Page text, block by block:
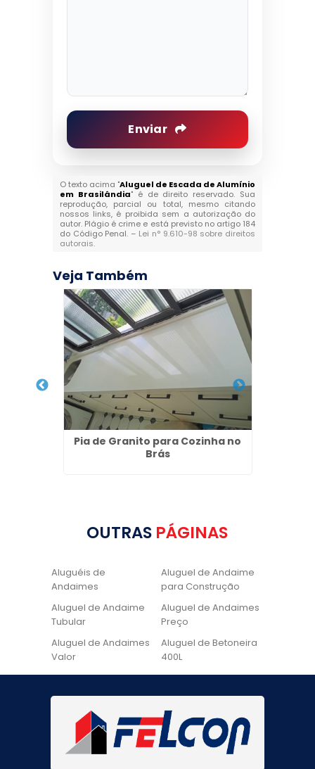
Enviar
O texto acima "Aluguel de Escada de Alumínio
em Brasilândia" é de direito reservado. Sua
reprodução, parcial ou total, mesmo citando
nossos links, é proibida sem a autorização do
autor. Plágio é crime e está previsto no artigo 184
do Código Penal. – Lei n° 9.610-98 sobre direitos
autorais.
Veja Também
Pia de Granito para Cozinha no
Brás
OUTRAS PÁGINAS
Aluguéis de
Andaimes
Aluguel de Andaime
para Construção
Aluguel de Andaime
Tubular
Aluguel de Andaimes
Preço
Aluguel de Andaimes
Valor
Aluguel de Betoneira
400L
Aluguel de Betoneira
Cadeira de Pintura
Locação de Andaime
Preço
Locação de Andaime
Tubular
Locação de Andaime
Locação de